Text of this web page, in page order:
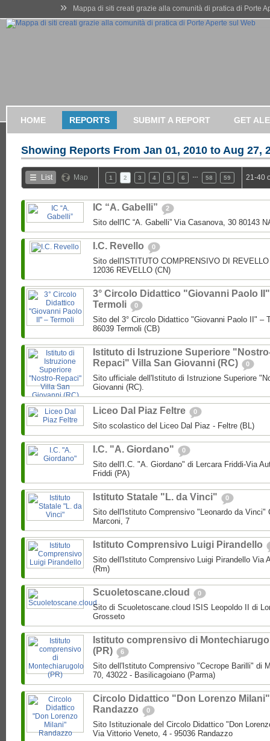
» Mappa di siti creati grazie alla comunità di pratica di Porte
HOME REPORTS SUBMIT A REPORT GET
Showing Reports From Jan 01, 2010 to Aug 27,
List Map 1 2 3 4 5 6 58 59 21-40
IC “A. Gabelli” 2
Sito dell'IC “A. Gabelli” Via Casanova, 30 80143
I.C. Revello 0
Sito dell'ISTITUTO COMPRENSIVO DI
12036 REVELLO (CN)
3° Circolo Didattico "Giovanni Paolo
Termoli
0
Sito del 3° Circolo Didattico "Giovanni Paolo II" –
86039 Termoli (CB)
Istituto di Istruzione Superiore
Repaci" Villa San Giovanni (RC)
0
Sito ufficiale dell'Istituto di Istruzione Superiore
Giovanni (RC).
Liceo Dal Piaz Feltre 0
Sito scolastico del Liceo Dal Piaz - Feltre (BL)
I.C. "A. Giordano" 0
Sito dell'I.C. "A. Giordano" di Lercara Friddi-Via
Friddi (PA)
Istituto Statale "L. da Vinci" 0
Sito dell'Istituto Comprensivo "Leonardo da Vinci"
Marconi, 7
Istituto Comprensivo Luigi Pirandello
Sito dell'Istituto Comprensivo Luigi Pirandello Via
(Rm)
Scuoletoscane.cloud 0
Sito di Scuoletoscane.cloud ISIS Leopoldo II di
Grosseto
Istituto comprensivo di
(PR)
6
Sito dell'Istituto Comprensivo "Cecrope Barilli" di
70, 43022 - Basilicagoiano (Parma)
Circolo Didattico "Don Lorenzo Milani"
Randazzo
0
Sito Istituzionale del Circolo Didattico "Don
Via Vittorio Veneto, 4 - 95036 Randazzo